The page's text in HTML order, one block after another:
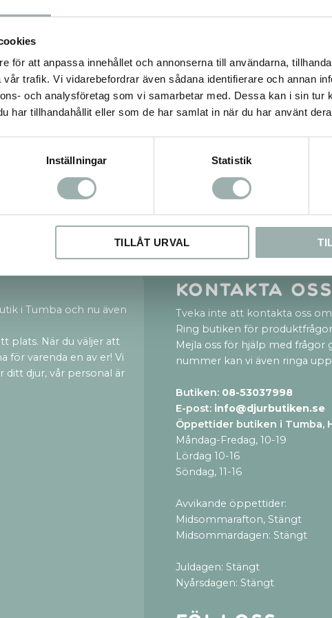
för att anpassa innehållet och annonserna till användarna,
trafik. Vi vidarebefordrar även sådana identifierare och annan
och analysföretag som vi samarbetar med. Dessa kan i sin tur
har tillhandahållit eller som de har samlat in när du har använt
Inställningar Statistik
TILLÅT URVAL
stark, ren muskelmassa
de möter. EUKANUBA
Performance Working &
rekommenderas för dräktiga
tikar så att de håller sig
kan ta hand om sina valpar
tagits fram i samarbete med
och rekommenderas av
Dina personuppgifter behandlas i enlighet med vår
i Tumba och nu även
plats. När du väljer att
för varenda en av er! Vi
djur, vår personal är
Kontakta oss
Tveka inte att kontakta oss
Ring butiken för
Mejla oss för hjälp med
nummer kan vi även ringa
Butiken: 08-53037998
E-post: info@djurbutiken.se
Öppettider butiken i Tumba,
Måndag-Fredag, 10-19
Lördag 10-16
Söndag, 11-16
Avvikande öppettider:
Midsommarafton, Stängt
Midsommardagen: Stängt
Juldagen: Stängt
Nyårsdagen: Stängt